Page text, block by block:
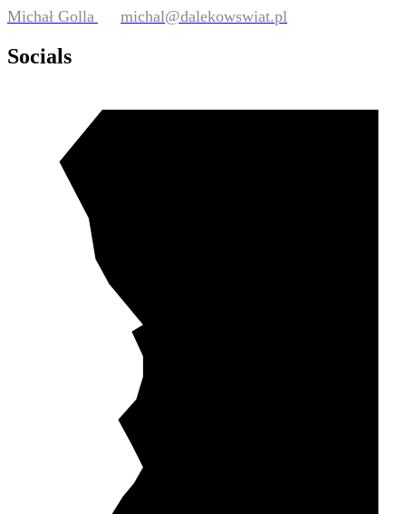
Michał Golla michal@dalekowswiat.pl
Socials